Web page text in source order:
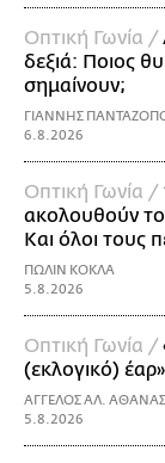
Οπτική Γωνία /
δεξιά: Ποιος
σημαίνουν;
ΓΙΑΝΝΗΣ
6.8.2026
Οπτική Γωνία /
ακολουθούν
Και όλοι τους
ΠΩΛΙΝ ΚΟΚΛΑ
5.8.2026
Οπτική Γωνία /
(εκλογικό)
ΑΓΓΕΛΟΣ ΑΛ.
5.8.2026